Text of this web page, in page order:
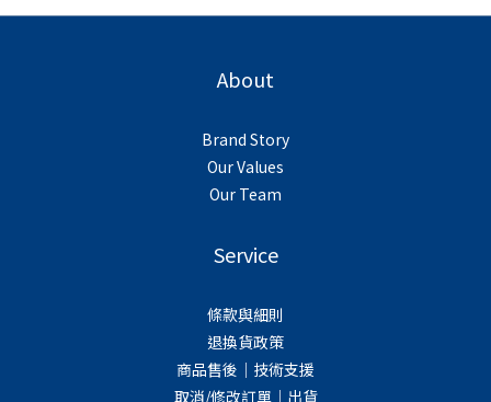
About
Brand Story
Our Values
Our Team
Service
條款與細則
退換貨政策
商品售後｜技術支援
取消/修改訂單｜出貨